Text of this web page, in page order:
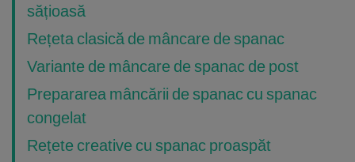
sățioasă
Rețeta clasică de mâncare de spanac
Variante de mâncare de spanac de post
Prepararea mâncării de spanac cu spanac
congelat
Rețete creative cu spanac proaspăt